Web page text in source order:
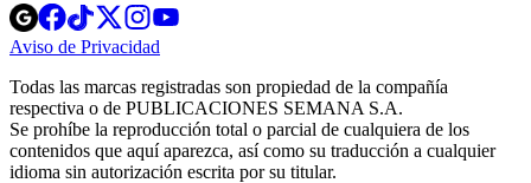
Opens
in
new
Opens
in
new
Opens
in
new
window
Opens
new
windowwindow
Aviso de Privacidad
new
window
Todas las marcas registradas son propiedad de la compañía
respectiva o de PUBLICACIONES SEMANA S.A.
Se prohíbe la reproducción total o parcial de cualquiera de los
contenidos que aquí aparezca, así como su traducción a cualquier
idioma sin autorización escrita por su titular.